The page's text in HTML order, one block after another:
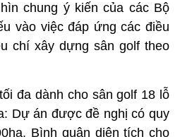
chung ý kiến của các Bộ
vào việc đáp ứng các điều
chí xây dựng sân golf theo
đa dành cho sân golf 18 lỗ
Dự án được đề nghị có quy
Bình quân diện tích cho